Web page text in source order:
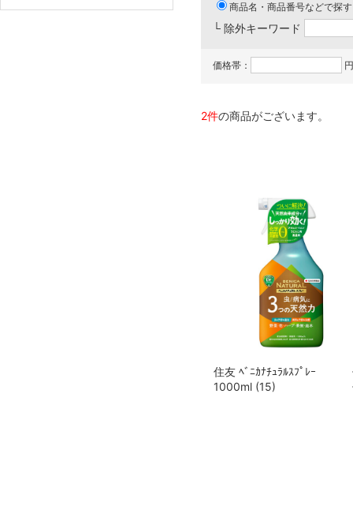
商品名・商品番号などで探す
└ 除外キーワード
価格帯：
2件の商品がございます。
住友 ﾍﾞﾆｶﾅﾁｭﾗﾙｽﾌﾟﾚｰ
1000ml (15)